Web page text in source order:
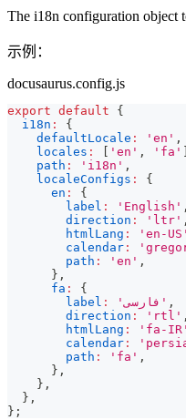
The i18n configuration object
示例：
docusaurus.config.js
export default
{
i18n :
{
defaultLocale : 'en' ,
locales : 'en' , 'fa'
path : 'i18n' ,
localeConfigs :
{
en :
{
label : 'English' ,
direction : 'ltr' ,
htmlLang : 'en-US'
calendar :
path : 'en' ,
} ,
fa :
{
label : 'فارسی' ,
direction : 'rtl' ,
htmlLang : 'fa-IR'
calendar :
path : 'fa' ,
} ,
} ,
} ,
} ;